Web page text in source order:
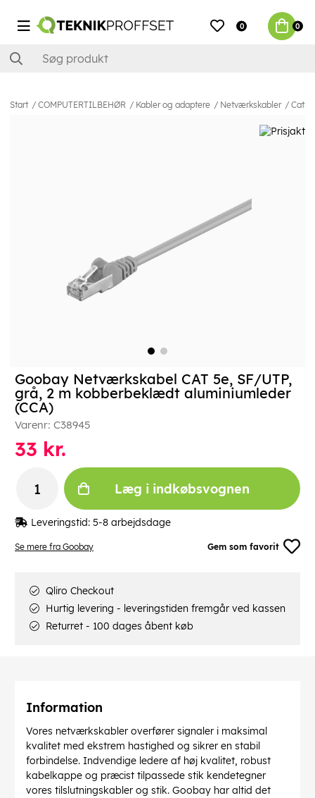
0 0
Start COMPUTERTILBEHØR Kabler og adaptere Netværkskabler Cat5e
Se mere fra Goobay Gem som favorit
Goobay Netværkskabel CAT 5e, SF/UTP,
grå, 2 m kobberbeklædt aluminiumleder
(CCA)
Varenr: C38945
33 kr.
Læg i indkøbsvognen
Leveringstid: 5-8 arbejdsdage
Qliro Checkout
Hurtig levering - leveringstiden fremgår ved kassen
Returret - 100 dages åbent køb
Information
Vores netværkskabler overfører signaler i maksimal
kvalitet med ekstrem hastighed og sikrer en stabil
forbindelse. Indvendige ledere af høj kvalitet, robust
kabelkappe og præcist tilpassede stik kendetegner
vores tilslutningskabler og stik. Goobay har altid det